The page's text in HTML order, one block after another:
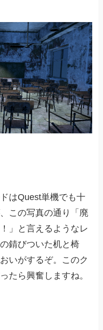
はQuest単機でも十
この写真の通り「廃
」と言えるようなレ
錆びついた机と椅
いがするぞ。このク
たら興奮しますね。